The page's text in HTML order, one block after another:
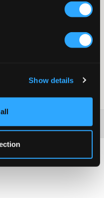
Show details
Ringen voor jou
kleine extra detail dat het